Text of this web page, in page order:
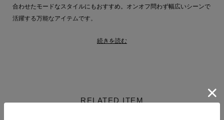
合わせたモードなスタイルにもおすすめ。オンオフ問わず幅広いシーンで
活躍する万能なアイテムです。
続きを読む
RELATED ITEM